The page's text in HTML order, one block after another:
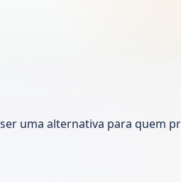
uma alternativa para quem